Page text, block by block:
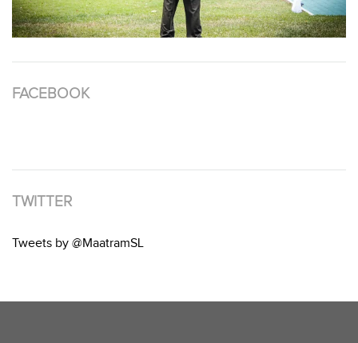
FACEBOOK
TWITTER
Tweets by @MaatramSL